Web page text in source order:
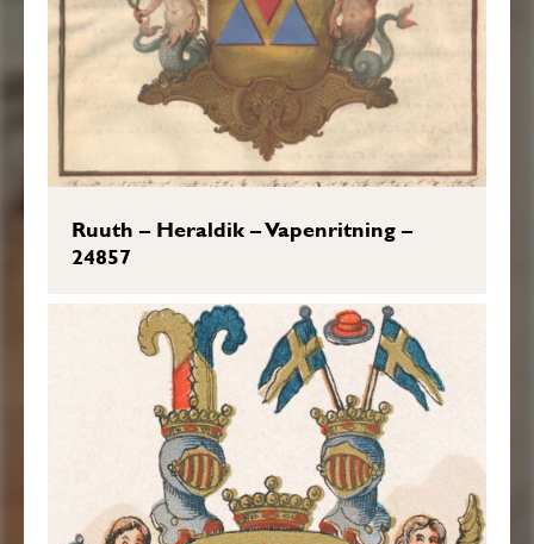
Ruuth – Heraldik – Vapenritning –
24857